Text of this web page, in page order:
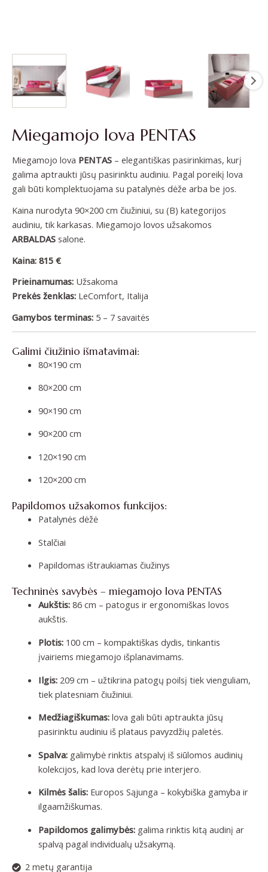
Miegamojo lova PENTAS
Miegamojo lova PENTAS – elegantiškas pasirinkimas, kurį
galima aptraukti jūsų pasirinktu audiniu. Pagal poreikį lova
gali būti komplektuojama su patalynės dėže arba be jos.
Kaina nurodyta 90×200 cm čiužiniui, su (B) kategorijos
audiniu, tik karkasas. Miegamojo lovos užsakomos
ARBALDAS salone.
Kaina: 815 €
Prieinamumas: Užsakoma
Prekės ženklas: LeComfort, Italija
Gamybos terminas: 5 – 7 savaitės
Galimi čiužinio išmatavimai:
80×190 cm
80×200 cm
90×190 cm
90×200 cm
120×190 cm
120×200 cm
Papildomos užsakomos funkcijos:
Patalynės dėžė
Stalčiai
Papildomas ištraukiamas čiužinys
Techninės savybės – miegamojo lova PENTAS
Aukštis:86 cm – patogus ir ergonomiškas lovos
aukštis.
Plotis:100 cm – kompaktiškas dydis, tinkantis
įvairiems miegamojo išplanavimams.
Ilgis:209 cm – užtikrina patogų poilsį tiek vienguliam,
tiek platesniam čiužiniui.
Medžiagiškumas:lova gali būti aptraukta jūsų
pasirinktu audiniu iš plataus pavyzdžių paletės.
Spalva:galimybė rinktis atspalvį iš siūlomos audinių
kolekcijos, kad lova derėtų prie interjero.
Kilmės šalis:Europos Sąjunga – kokybiška gamyba ir
ilgaamžiškumas.
Papildomos galimybės:galima rinktis kitą audinį ar
spalvą pagal individualų užsakymą.
2 metų garantija